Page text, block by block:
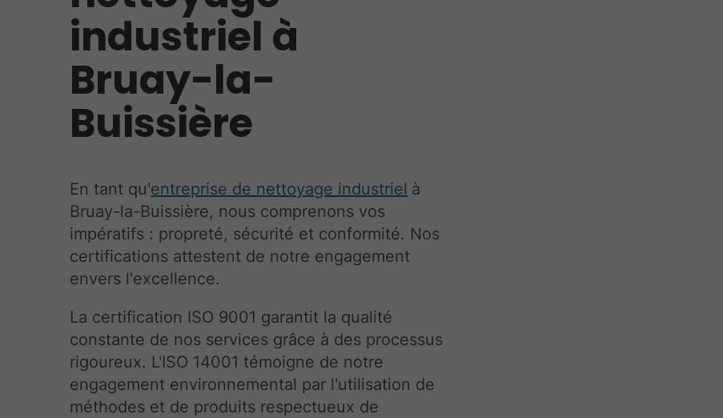
industriel à
Bruay-la-
Buissière
En tant qu'entreprise de nettoyage industriel à
Bruay-la-Buissière, nous comprenons vos
impératifs : propreté, sécurité et conformité. Nos
certifications attestent de notre engagement
envers l'excellence.
La certification ISO 9001 garantit la qualité
constante de nos services grâce à des processus
rigoureux. L'ISO 14001 témoigne de notre
engagement environnemental par l'utilisation de
méthodes et de produits respectueux de